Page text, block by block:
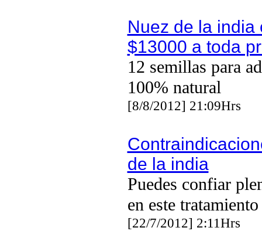
Nuez de la india
$13000 a toda
12 semillas para
100% natural
[8/8/2012] 21:09Hrs
de la india
Puedes confiar
en este tratamiento
[22/7/2012] 2:11Hrs